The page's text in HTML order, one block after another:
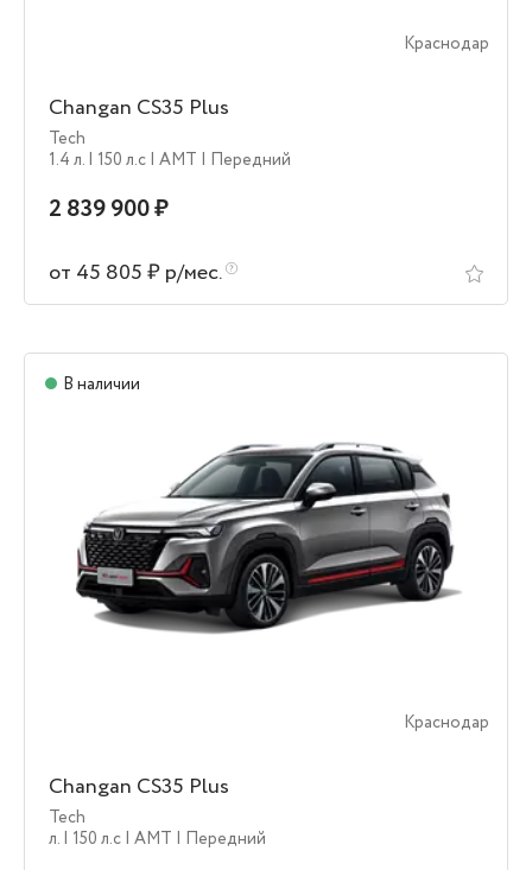
Краснодар
Changan CS35 Plus
Tech
1.4 л. | 150 л.c | AMT | Передний
2 839 900 ₽
от 45 805 ₽ р/мес.
В наличии
Краснодар
Changan CS35 Plus
Tech
л. | 150 л.c | AMT | Передний